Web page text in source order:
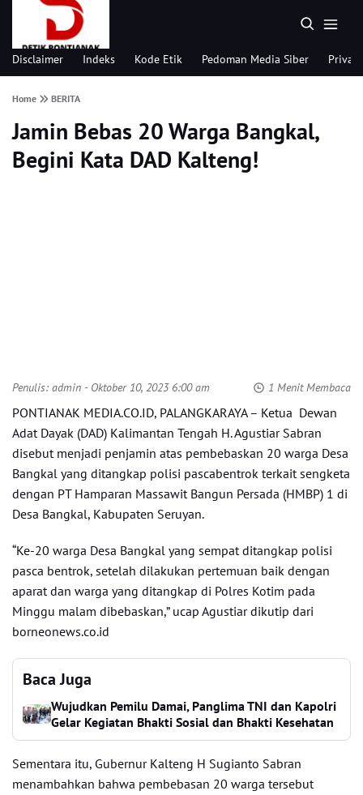
Disclaimer Indeks Kode Etik Pedoman Media Siber
Home BERITA
Jamin Bebas 20 Warga Bangkal,
Begini Kata DAD Kalteng!
Penulis: admin - Oktober 10, 2023 6:00 am 1 Menit Membaca
PONTIANAK MEDIA.CO.ID, PALANGKARAYA – Ketua Dewan
Adat Dayak (DAD) Kalimantan Tengah H. Agustiar Sabran
disebut menjadi penjamin atas pembebaskan 20 warga Desa
Bangkal yang ditangkap polisi pascabentrok terkait sengketa
dengan PT Hamparan Massawit Bangun Persada (HMBP) 1 di
Desa Bangkal, Kabupaten Seruyan.
“Ke-20 warga Desa Bangkal yang sempat ditangkap polisi
pasca bentrok, setelah dilakukan pertemuan baik dengan
aparat dan warga yang ditangkap di Polres Kotim pada
Minggu malam dibebaskan,” ucap Agustiar dikutip dari
borneonews.co.id
Baca Juga
Wujudkan Pemilu Damai, Panglima TNI dan Kapolri
Gelar Kegiatan Bhakti Sosial dan Bhakti Kesehatan
Sementara itu, Gubernur Kalteng H Sugianto Sabran
menambahkan bahwa pembebasan 20 warga tersebut